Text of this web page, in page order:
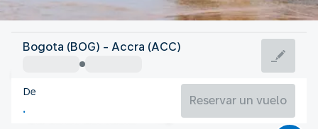
Ghana
Ghana
Bogota (BOG) - Accra (ACC)
De
Reservar un vuelo